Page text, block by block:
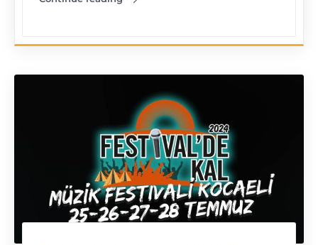
"Bi Büyük Gastronomi Meze Festivali"